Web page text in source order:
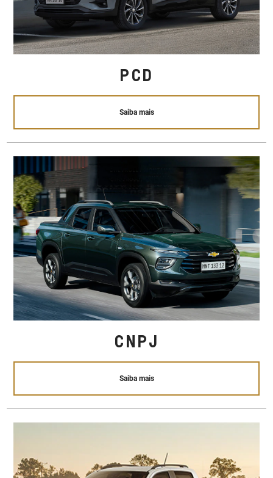
PCD
Saiba mais
CNPJ
Saiba mais